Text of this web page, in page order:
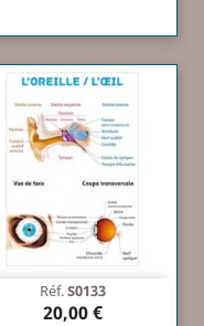
Réf.S0133
20,00 €